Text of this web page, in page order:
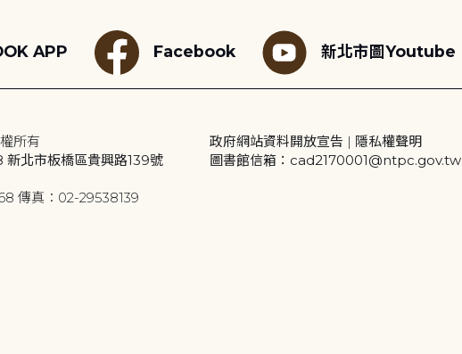
APP Facebook 新北市圖Youtube
所有
新北市板橋區貴興路139號
傳真：02-29538139
政府網站資料開放宣告 | 隱私權聲明
圖書館信箱：cad2170001@ntpc.gov.tw